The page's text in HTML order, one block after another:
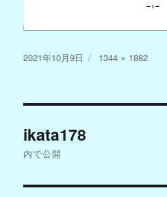
投
2021年10月9日
フ
イ
1344 × 1882
稿
ikata178
内で公開